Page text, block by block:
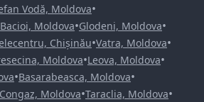
Vodă, Moldova•
Bacioi, Moldova•Glodeni, Moldova•
Chișinău•Vatra, Moldova•
Moldova•Leova, Moldova•
•Basarabeasca, Moldova•
Congaz, Moldova•Taraclia, Moldova•